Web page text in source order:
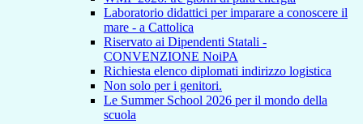
Laboratorio didattici per imparare a conoscere il
mare - a Cattolica
Riservato ai Dipendenti Statali -
CONVENZIONE NoiPA
Richiesta elenco diplomati indirizzo logistica
Non solo per i genitori.
Le Summer School 2026 per il mondo della
scuola